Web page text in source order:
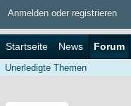
Anmelden oder registrieren
Startseite News Forum
Unerledigte Themen